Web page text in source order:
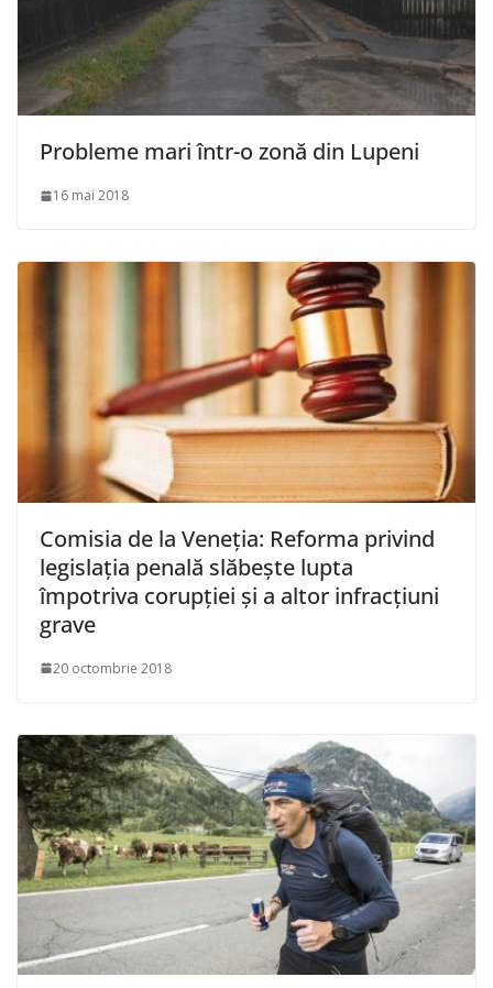
Probleme mari într-o zonă din Lupeni
16 mai 2018
Comisia de la Veneţia: Reforma privind
legislaţia penală slăbeşte lupta
împotriva corupţiei şi a altor infracţiuni
grave
20 octombrie 2018